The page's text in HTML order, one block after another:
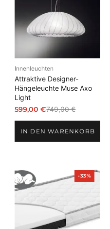
Innenleuchten
Attraktive Designer-
Hängeleuchte Muse Axo
Light
749,00€
Ursprünglicher
war:
599,00€
Aktueller
ist:IN DEN WARENKORB
-33%Produkt
im